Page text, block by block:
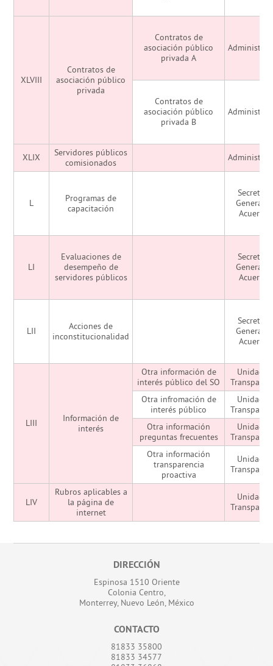
XLVIII
Contratos de
asociación público
privada
Contratos de
asociación público
privada A
Contratos de
asociación público
privada B
XLIX
Servidores públicos
comisionados
L
Programas de
capacitación
General
Acuerdos
LI
Evaluaciones de
desempeño de
servidores públicos
General
Acuerdos
LII
Acciones de
inconstitucionalidad
General
Acuerdos
LIII
Información de
interés
Otra información de
interés público del SO
Unidad
Otra infromación de
interés público
Unidad
Otra información
preguntas frecuentes
Unidad
Otra información
transparencia
proactiva
Unidad
LIV
Rubros aplicables a
la página de
internet
Unidad
DIRECCIÓN
Espinosa 1510 Oriente
Colonia Centro,
Monterrey, Nuevo León, México
CONTACTO
81833 35800
81833 34577